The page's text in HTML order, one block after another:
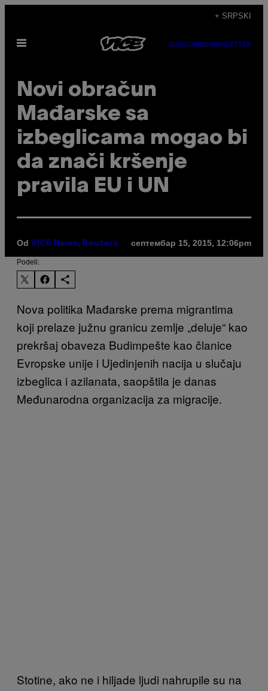
садржај
+ SRPSKI
Otvori
SUBSCRIBENEWSLETTER
Novi obračun
Mađarske sa
izbeglicama mogao bi
da znači kršenje
pravila EU i UN
Od VICE News, Reuters септембар 15, 2015, 12:06pm
Podeli:
Nova politika Mađarske prema migrantima
koji prelaze južnu granicu zemlje „deluje“ kao
prekršaj obaveza Budimpešte kao članice
Evropske unije i Ujedinjenih nacija u slučaju
izbeglica i azilanata, saopštila je danas
Međunarodna organizacija za migracije.
Stotine, ako ne i hiljade ljudi nahrupile su na